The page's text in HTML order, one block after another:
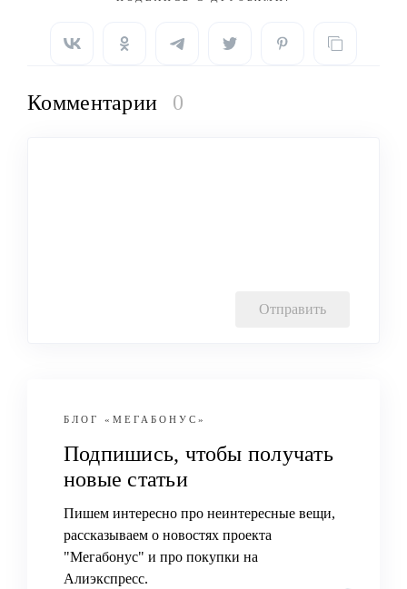
Комментарии 0
БЛОГ «МЕГАБОНУС»
Подпишись, чтобы получать
новые статьи
Пишем интересно про неинтересные вещи,
рассказываем о новостях проекта
"Мегабонус" и про покупки на
Алиэкспресс.